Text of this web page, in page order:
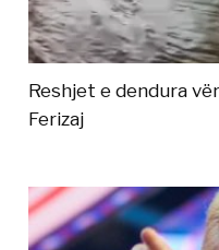
Reshjet e dendura
Ferizaj